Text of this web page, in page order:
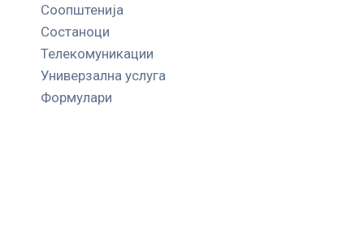
Соопштенија
Состаноци
Телекомуникации
Универзална услуга
Формулари